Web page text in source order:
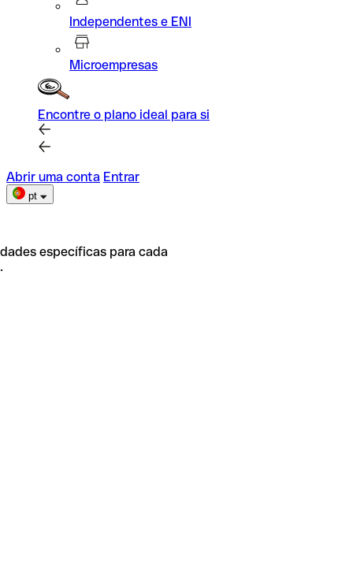
Independentes e ENI
Microempresas
Encontre o plano ideal para si
Abrir uma conta Entrar
pt
específicas para cada